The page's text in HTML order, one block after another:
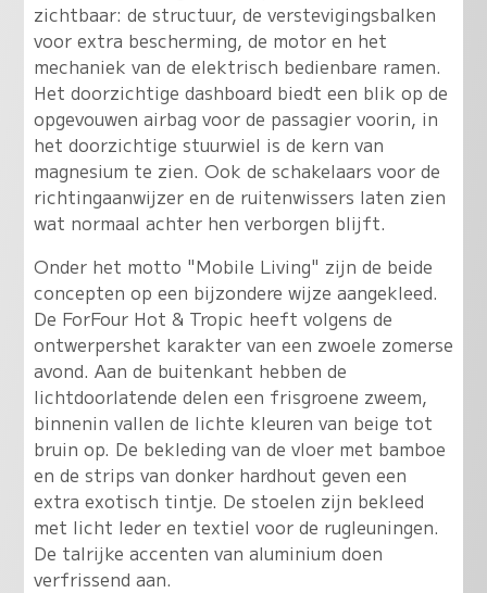
zichtbaar: de structuur, de verstevigingsbalken
voor extra bescherming, de motor en het
mechaniek van de elektrisch bedienbare ramen.
Het doorzichtige dashboard biedt een blik op de
opgevouwen airbag voor de passagier voorin, in
het doorzichtige stuurwiel is de kern van
magnesium te zien. Ook de schakelaars voor de
richtingaanwijzer en de ruitenwissers laten zien
wat normaal achter hen verborgen blijft.
Onder het motto "Mobile Living" zijn de beide
concepten op een bijzondere wijze aangekleed.
De ForFour Hot & Tropic heeft volgens de
ontwerpershet karakter van een zwoele zomerse
avond. Aan de buitenkant hebben de
lichtdoorlatende delen een frisgroene zweem,
binnenin vallen de lichte kleuren van beige tot
bruin op. De bekleding van de vloer met bamboe
en de strips van donker hardhout geven een
extra exotisch tintje. De stoelen zijn bekleed
met licht leder en textiel voor de rugleuningen.
De talrijke accenten van aluminium doen
verfrissend aan.